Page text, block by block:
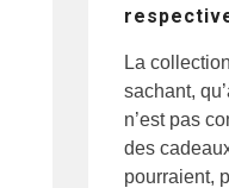
La
sachant,
n’est pas
des
pourraient,